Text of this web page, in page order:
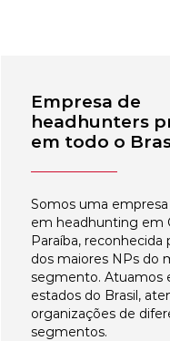
Empresa de
headhunters
em todo o
Somos uma empresa
em headhunting em
Paraíba, reconhecida
dos maiores NPs do
segmento. Atuamos
estados do Brasil,
organizações de
segmentos.